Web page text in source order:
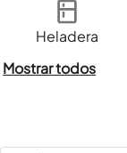
Heladera
Mostrar todos